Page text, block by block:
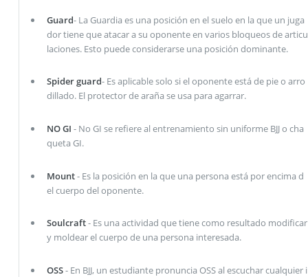
Guard- La Guardia es una posición en el suelo en la que un juga
dor tiene que atacar a su oponente en varios bloqueos de articu
laciones. Esto puede considerarse una posición dominante.
Spider guard- Es aplicable solo si el oponente está de pie o arro
dillado. El protector de araña se usa para agarrar.
NO GI - No GI se refiere al entrenamiento sin uniforme BJJ o cha
queta GI.
Mount- Es la posición en la que una persona está por encima d
el cuerpo del oponente.
Soulcraft- Es una actividad que tiene como resultado modificar
y moldear el cuerpo de una persona interesada.
OSS- En BJJ, un estudiante pronuncia OSS al escuchar cualquier i